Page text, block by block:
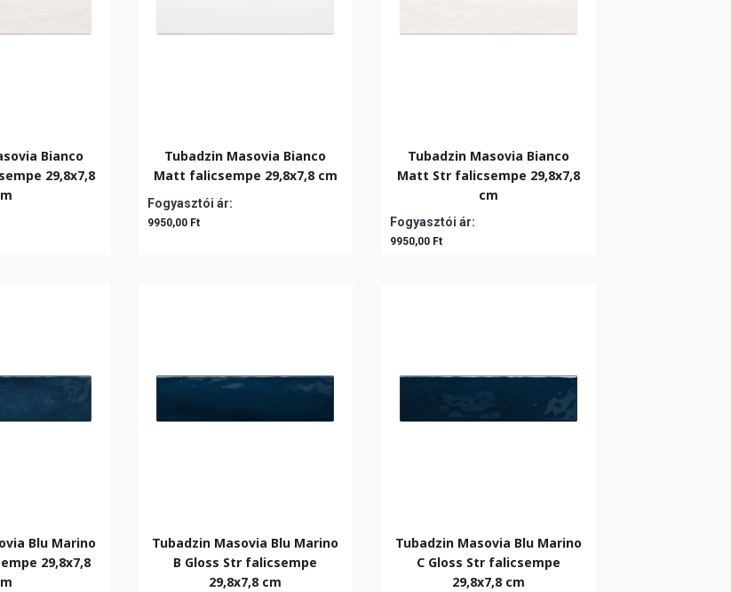
Bianco
29,8x7,8
Tubadzin Masovia Bianco
Matt falicsempe 29,8x7,8 cm
Fogyasztói ár:
9950,00 Ft
Tubadzin Masovia Bianco
Matt Str falicsempe 29,8x7,8
cm
Fogyasztói ár:
9950,00 Ft
Blu Marino
29,8x7,8
Tubadzin Masovia Blu Marino
B Gloss Str falicsempe
29,8x7,8 cm
Tubadzin Masovia Blu Marino
C Gloss Str falicsempe
29,8x7,8 cm